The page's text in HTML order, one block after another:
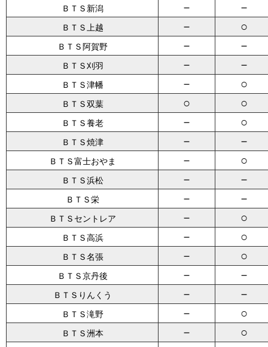
ＢＴＳ新潟 － －
ＢＴＳ上越 － ○
ＢＴＳ阿賀野 － －
ＢＴＳ刈羽 － －
ＢＴＳ津幡 － ○
ＢＴＳ双葉 ○ ○
ＢＴＳ養老 － ○
ＢＴＳ焼津 － －
ＢＴＳ富士おやま － ○
ＢＴＳ浜松 － －
ＢＴＳ栄 － －
ＢＴＳセントレア － ○
ＢＴＳ高浜 － ○
ＢＴＳ名張 － ○
ＢＴＳ京丹後 － －
ＢＴＳりんくう － －
ＢＴＳ滝野 － ○
ＢＴＳ洲本 －
○